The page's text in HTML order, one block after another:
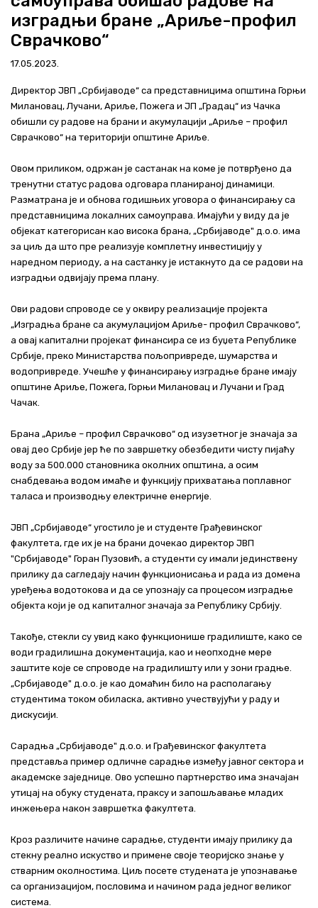
Актуелно
Контакт
изградњи бране „Ариље-профил
Сврачково“
17.05.2023.
Директор ЈВП „Србијаводе“ са представницима општина Горњи
Милановац, Лучани, Ариље, Пожега и ЈП „Градац“ из Чачка
обишли су радове на брани и акумулацији „Ариље – профил
Сврачково“ на територији општине Ариље.
Овом приликом, одржан је састанак на коме је потврђено да
тренутни статус радова одговара планираној динамици.
Разматрана је и обнова годишњих уговора о финансирању са
представницима локалних самоуправа. Имајући у виду да је
објекат категорисан као висока брана, „Србијаводе" д.о.о. има
за циљ да што пре реализује комплетну инвестицију у
наредном периоду, а на састанку је истакнуто да се радови на
изградњи одвијају према плану.
Ови радови спроводе се у оквиру реализације пројекта
„Изградња бране са акумулацијом Ариље- профил Сврачково“,
а овај капитални пројекат финансира се из буџета Републике
Србије, преко Министарства пољопривреде, шумарства и
водопривреде. Учешће у финансирању изградње бране имају
општине Ариље, Пожега, Горњи Милановац и Лучани и Град
Чачак.
Брана „Ариље – профил Сврачково“ од изузетног је значаја за
овај део Србије јер ће по завршетку обезбедити чисту пијаћу
воду за 500.000 становника околних општина, а осим
снабдевања водом имаће и функцију прихватања поплавног
таласа и производњу електричне енергије.
ЈВП „Србијаводе“ угостило је и студенте Грађевинског
факултета, где их је на брани дочекао директор ЈВП
"Србијаводе" Горан Пузовић, а студенти су имали јединствену
прилику да сагледају начин функционисања и рада из домена
уређења водотокова и да се упознају са процесом изградње
објекта који је од капиталног значаја за Републику Србију.
Такође, стекли су увид како функционише градилиште, како се
води градилишна документација, као и неопходне мере
заштите које се спроводе на градилишту или у зони градње.
„Србијаводе" д.о.о. је као домаћин било на располагању
студентима током обиласка, активно учествујући у раду и
дискусији.
Сарадња „Србијаводе" д.о.о. и Грађевинског факултета
представља пример одличне сарадње између јавног сектора и
академске заједнице. Ово успешно партнерство има значајан
утицај на обуку студената, праксу и запошљавање младих
инжењера након завршетка факултета.
Кроз различите начине сарадње, студенти имају прилику да
стекну реално искуство и примене своје теоријско знање у
стварним околностима. Циљ посете студената је упознавање
са организацијом, пословима и начином рада једног великог
система.